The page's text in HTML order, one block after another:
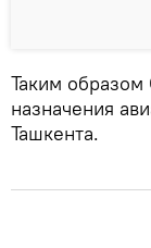
Таким образом
назначения
Ташкента.